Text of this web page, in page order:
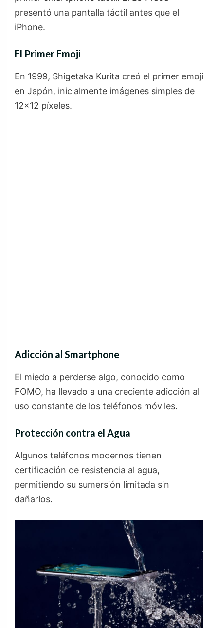
presentó una pantalla táctil antes que el
iPhone.
El Primer Emoji
En 1999, Shigetaka Kurita creó el primer emoji
en Japón, inicialmente imágenes simples de
12×12 píxeles.
Adicción al Smartphone
El miedo a perderse algo, conocido como
FOMO, ha llevado a una creciente adicción al
uso constante de los teléfonos móviles.
Protección contra el Agua
Algunos teléfonos modernos tienen
certificación de resistencia al agua,
permitiendo su sumersión limitada sin
dañarlos.